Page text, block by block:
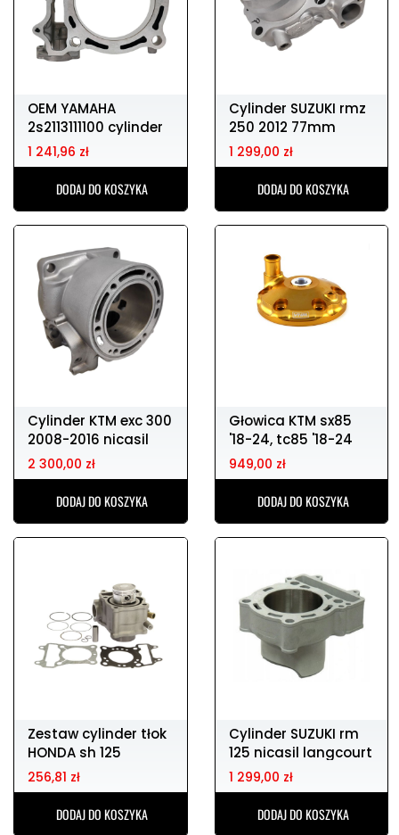
OEM YAMAHA
2s2113111100 cylinder
yz450
1 241,96 zł
DODAJ DO KOSZYKA
Cylinder SUZUKI rmz
250 2012 77mm
nikasil
1 299,00 zł
DODAJ DO KOSZYKA
Cylinder KTM exc 300
2008-2016 nicasil
2 300,00 zł
DODAJ DO KOSZYKA
Głowica KTM sx85
'18-24, tc85 '18-24
(bez wkładki)
949,00 zł
DODAJ DO KOSZYKA
Zestaw cylinder tłok
HONDA sh 125
256,81 zł
DODAJ DO KOSZYKA
Cylinder SUZUKI rm
125 nicasil langcourt
1 299,00 zł
DODAJ DO KOSZYKA